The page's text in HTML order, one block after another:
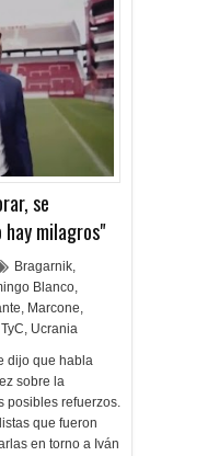
se
milagros"
Bragarnik,
Blanco,
, Marcone,
TyC, Ucrania
dijo que habla
sobre la
posibles refuerzos.
que fueron
en torno a Iván